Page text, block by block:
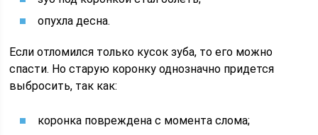
опухла десна.
Если отломился только кусок зуба, то его можно
спасти. Но старую коронку однозначно придется
выбросить, так как:
коронка повреждена с момента слома;